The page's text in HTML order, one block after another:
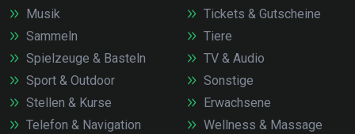
Musik
Sammeln
Spielzeuge & Basteln
Sport & Outdoor
Stellen & Kurse
Telefon & Navigation
Tickets & Gutscheine
Tiere
TV & Audio
Sonstige
Erwachsene
Wellness & Massage